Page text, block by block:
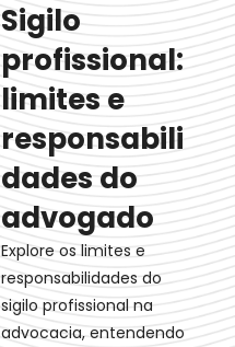
Sigilo
profissional:
limites e
responsabili
dades do
advogado
Explore os limites e
responsabilidades do
sigilo profissional na
advocacia, entendendo